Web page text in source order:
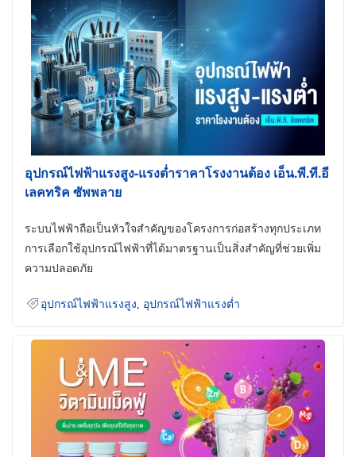
อุปกรณ์ไฟฟ้าแรงสูง-แรงต่ำราคาโรงงานต้อง เอ็น.พี.ที.อี
เลคทริค ซัพพลาย
ระบบไฟฟ้าถือเป็นหัวใจสำคัญของโครงการก่อสร้างทุกประเภท
การเลือกใช้อุปกรณ์ไฟฟ้าที่ได้มาตรฐานเป็นสิ่งสำคัญที่ช่วยเพิ่ม
ความปลอดภัย
อุปกรณ์ไฟฟ้าแรงสูง อุปกรณ์ไฟฟ้าแรงต่ำ